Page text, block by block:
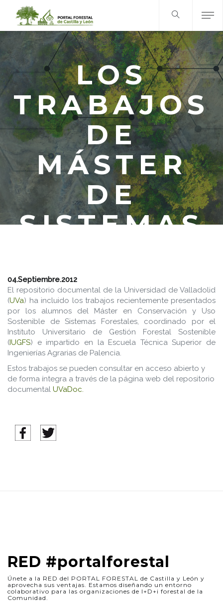
LOS
TRABAJOS
DE
MÁSTER
DE
SISTEMAS
SE
AL FONDO
04.Septiembre.2012
El repositorio documental de la Universidad de Valladolid
(UVa) ha incluido los trabajos recientemente presentados
por los alumnos del Máster en Conservación y Uso
Sostenible de Sistemas Forestales, coordinado por el
Instituto Universitario de Gestión Forestal Sostenible
(IUGFS) e impartido en la Escuela Técnica Superior de
Ingenierías Agrarias de Palencia.
Estos trabajos se pueden consultar en acceso abierto y
de forma íntegra a través de la página web del repositorio
documental UVaDoc.
RED #portalforestal
Únete a la RED del PORTAL FORESTAL de Castilla y León y
aprovecha sus ventajas. Estamos diseñando un entorno
colaborativo para las organizaciones de I+D+i forestal de la
Comunidad.